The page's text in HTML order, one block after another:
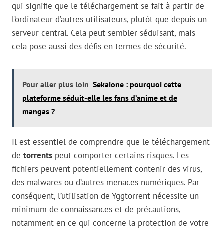
qui signifie que le téléchargement se fait à partir de
l’ordinateur d’autres utilisateurs, plutôt que depuis un
serveur central. Cela peut sembler séduisant, mais
cela pose aussi des défis en termes de sécurité.
Pour aller plus loin Sekaione : pourquoi cette
plateforme séduit-elle les fans d’anime et de
mangas ?
Il est essentiel de comprendre que le téléchargement
de torrents peut comporter certains risques. Les
fichiers peuvent potentiellement contenir des virus,
des malwares ou d’autres menaces numériques. Par
conséquent, l’utilisation de Yggtorrent nécessite un
minimum de connaissances et de précautions,
notamment en ce qui concerne la protection de votre